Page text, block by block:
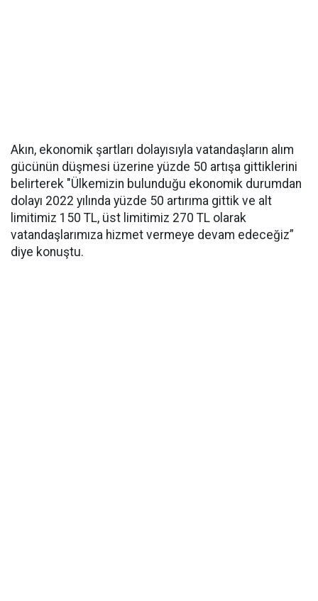
Akın, ekonomik şartları dolayısıyla vatandaşların alım
gücünün düşmesi üzerine yüzde 50 artışa gittiklerini
belirterek "Ülkemizin bulunduğu ekonomik durumdan
dolayı 2022 yılında yüzde 50 artırıma gittik ve alt
limitimiz 150 TL, üst limitimiz 270 TL olarak
vatandaşlarımıza hizmet vermeye devam edeceğiz”
diye konuştu.